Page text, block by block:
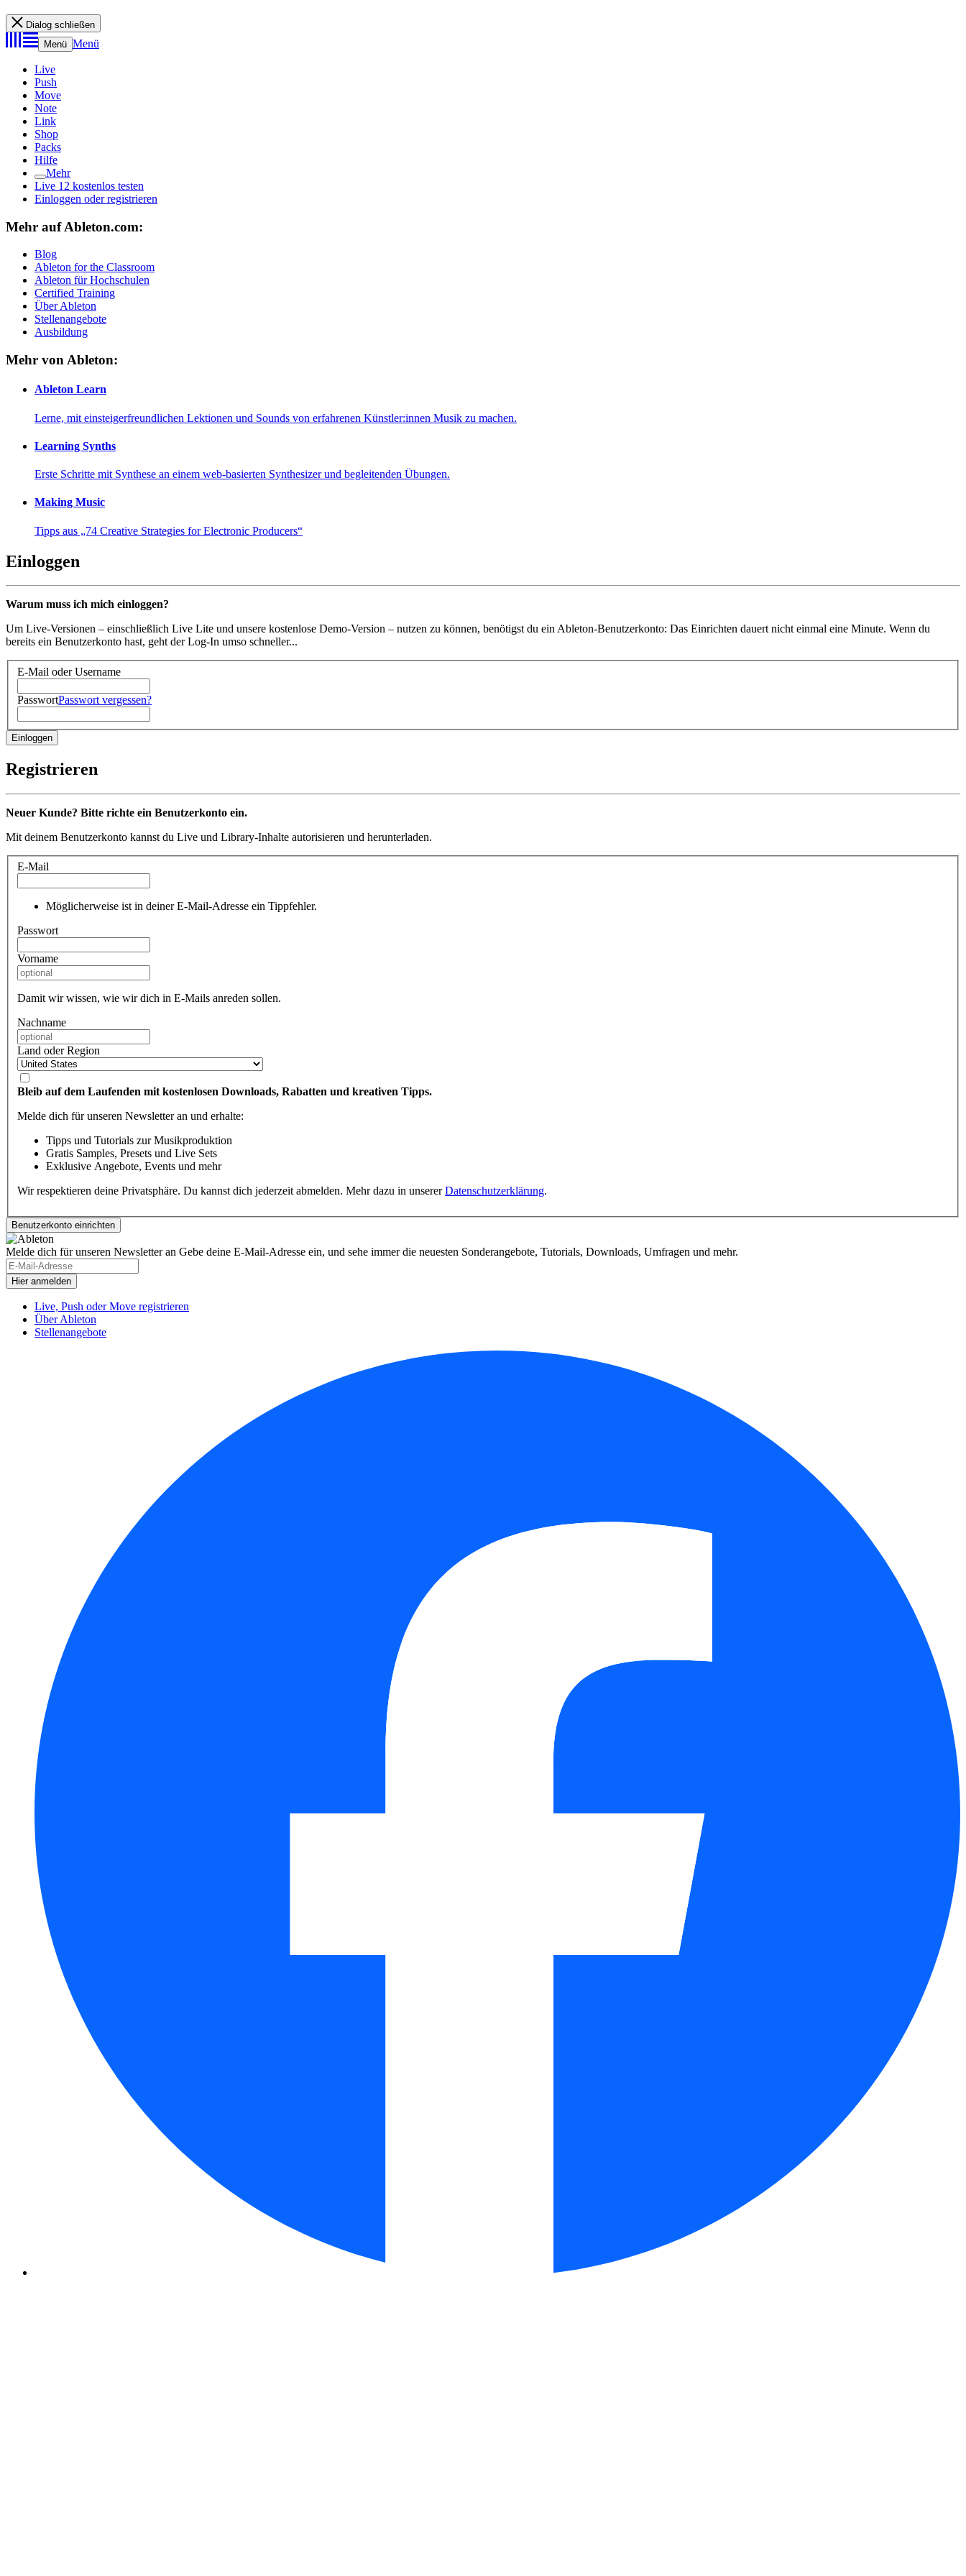
Dialog schließen
Menü Menü
Live
Push
Move
Note
Link
Shop
Packs
Hilfe
Mehr
Live 12 kostenlos testen
Einloggen oder registrieren
Mehr auf Ableton.com:
Blog
Ableton for the Classroom
Ableton für Hochschulen
Certified Training
Über Ableton
Stellenangebote
Ausbildung
Mehr von Ableton:
Ableton Learn
Lerne, mit einsteigerfreundlichen Lektionen und Sounds von erfahrenen Künstler:innen Musik zu machen.
Learning Synths
Erste Schritte mit Synthese an einem web-basierten Synthesizer und begleitenden Übungen.
Making Music
Tipps aus „74 Creative Strategies for Electronic Producers“
Einloggen
Warum muss ich mich einloggen?
Um Live-Versionen – einschließlich Live Lite und unsere kostenlose Demo-Version – nutzen zu können, benötigst du ein Ableton-Benutzerkonto: Das Einrichten dauert nicht einmal eine Minute. Wenn du
bereits ein Benutzerkonto hast, geht der Log-In umso schneller...
E-Mail oder Username
PasswortPasswort vergessen?
Registrieren
Neuer Kunde? Bitte richte ein Benutzerkonto ein.
Mit deinem Benutzerkonto kannst du Live und Library-Inhalte autorisieren und herunterladen.
E-Mail
Möglicherweise ist in deiner E-Mail-Adresse ein Tippfehler.
Passwort
Vorname
Damit wir wissen, wie wir dich in E-Mails anreden sollen.
Nachname
Land oder Region
Bleib auf dem Laufenden mit kostenlosen Downloads, Rabatten und kreativen Tipps.
Melde dich für unseren Newsletter an und erhalte:
Tipps und Tutorials zur Musikproduktion
Gratis Samples, Presets und Live Sets
Exklusive Angebote, Events und mehr
Wir respektieren deine Privatsphäre. Du kannst dich jederzeit abmelden. Mehr dazu in unsererDatenschutzerklärung.
Melde dich für unseren Newsletter an Gebe deine E-Mail-Adresse ein, und sehe immer die neuesten Sonderangebote, Tutorials, Downloads, Umfragen und mehr.
Live, Push oder Move registrieren
Über Ableton
Stellenangebote